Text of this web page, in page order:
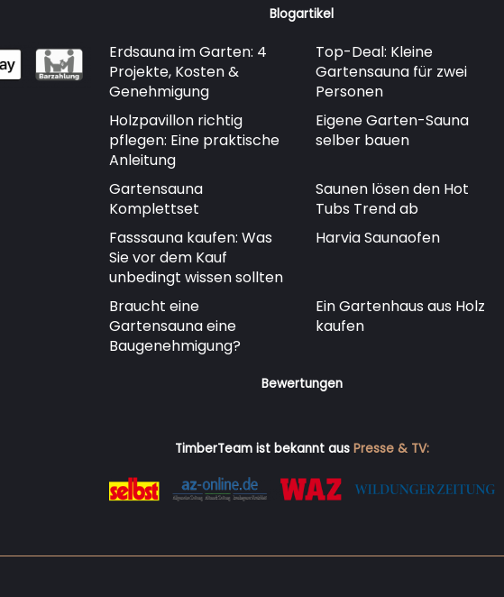
Blogartikel
Erdsauna im Garten: 4
Projekte, Kosten &
Genehmigung
Top-Deal: Kleine
Gartensauna für zwei
Personen
Holzpavillon richtig
pflegen: Eine praktische
Anleitung
Eigene Garten-Sauna
selber bauen
Gartensauna
Komplettset
Saunen lösen den Hot
Tubs Trend ab
Fasssauna kaufen: Was
Sie vor dem Kauf
unbedingt wissen sollten
Harvia Saunaofen
Braucht eine
Gartensauna eine
Baugenehmigung?
Ein Gartenhaus aus Holz
kaufen
Bewertungen
TimberTeam ist bekannt aus Presse & TV: